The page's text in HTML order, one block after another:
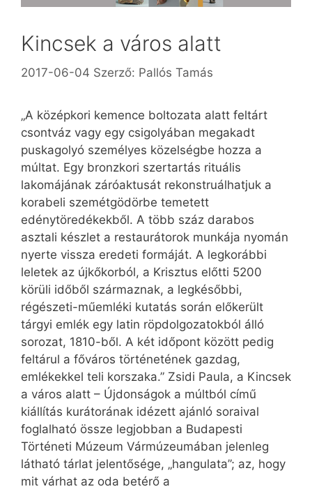
Kincsek a város alatt
2017-06-04 Szerző: Pallós Tamás
„A középkori kemence boltozata alatt feltárt
csontváz vagy egy csigolyában megakadt
puskagolyó személyes közelségbe hozza a
múltat. Egy bronzkori szertartás rituális
lakomájának záróaktusát rekonstruálhatjuk a
korabeli szemétgödörbe temetett
edénytöredékekből. A több száz darabos
asztali készlet a restaurátorok munkája nyomán
nyerte vissza eredeti formáját. A legkorábbi
leletek az újkőkorból, a Krisztus előtti 5200
körüli időből származnak, a legkésőbbi,
régészeti-műemléki kutatás során előkerült
tárgyi emlék egy latin röpdolgozatokból álló
sorozat, 1810-ből. A két időpont között pedig
feltárul a főváros történetének gazdag,
emlékekkel teli korszaka.” Zsidi Paula, a Kincsek
a város alatt – Újdonságok a múltból című
kiállítás kurátorának idézett ajánló soraival
foglalható össze legjobban a Budapesti
Történeti Múzeum Vármúzeumában jelenleg
látható tárlat jelentősége, „hangulata”; az, hogy
mit várhat az oda betérő a